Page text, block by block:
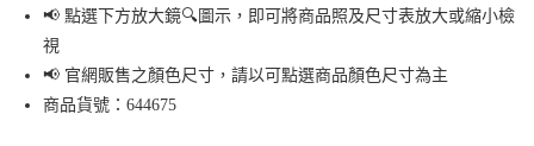
Apple Pay
街口支付
悠遊付
📢 點選下方放大鏡🔍圖示，即可將商品照及尺寸表放大或縮小檢
視
📢 官網販售之顏色尺寸，請以可點選商品顏色尺寸為主
商品貨號：644675